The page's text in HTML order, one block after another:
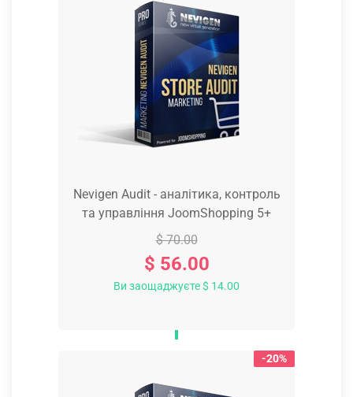
Nevigen Audit - аналітика, контроль
та управління JoomShopping 5+
$ 70.00
$ 56.00
Ви заощаджуєте $ 14.00
-20%